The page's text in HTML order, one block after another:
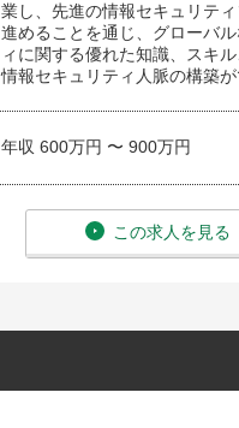
業し、先進の情報セキュリテ
進めることを通じ、グローバ
ィに関する優れた知識、スキ
情報セキュリティ人脈の構築が
年収 600万円 〜 900万円
この求人を見る